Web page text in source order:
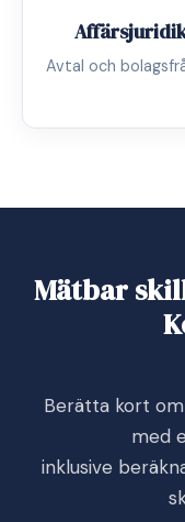
Avtal och
Mätbar
Berätta kort
med
inklusive